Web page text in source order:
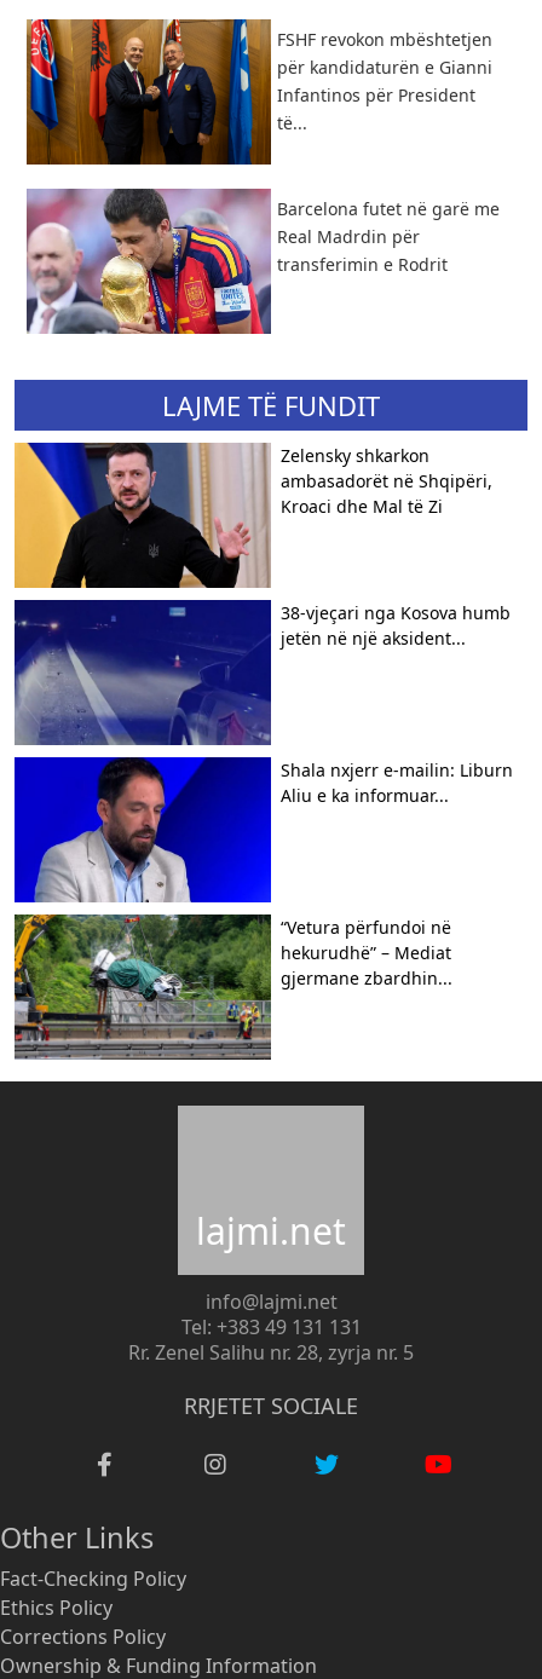
FSHF revokon mbështetjen
për kandidaturën e Gianni
Infantinos për President
të...
Barcelona futet në garë me
Real Madrdin për
transferimin e Rodrit
LAJME TË FUNDIT
Zelensky shkarkon
ambasadorët në Shqipëri,
Kroaci dhe Mal të Zi
38-vjeçari nga Kosova humb
jetën në një aksident...
Shala nxjerr e-mailin: Liburn
Aliu e ka informuar...
“Vetura përfundoi në
hekurudhë” – Mediat
gjermane zbardhin...
lajmi.net
info@lajmi.net
Tel: +383 49 131 131
Rr. Zenel Salihu nr. 28, zyrja nr. 5
RRJETET SOCIALE
Other Links
Fact-Checking Policy
Ethics Policy
Corrections Policy
Ownership & Funding Information